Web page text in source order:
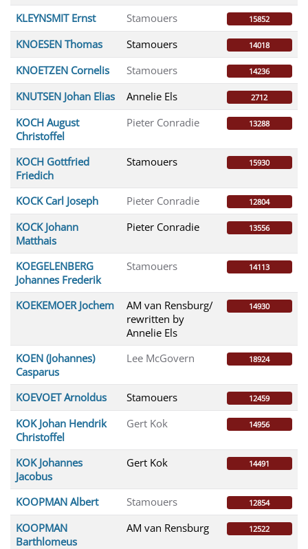
KLEYNSMIT Ernst Stamouers 15852
KNOESEN Thomas Stamouers 14018
KNOETZEN Cornelis Stamouers 14236
KNUTSEN Johan Elias Annelie Els 2712
KOCH August
Christoffel
Pieter Conradie 13288
KOCH Gottfried
Friedich
Stamouers 15930
KOCK Carl Joseph Pieter Conradie 12804
KOCK Johann
Matthais
Pieter Conradie 13556
KOEGELENBERG
Johannes Frederik
Stamouers 14113
KOEKEMOER Jochem
AM van Rensburg/
rewritten by
Annelie Els
14930
KOEN (Johannes)
Casparus
Lee McGovern 18924
KOEVOET Arnoldus Stamouers 12459
KOK Johan Hendrik
Christoffel
Gert Kok 14956
KOK Johannes
Jacobus
Gert Kok 14491
KOOPMAN Albert Stamouers 12854
KOOPMAN
Barthlomeus
AM van Rensburg 12522